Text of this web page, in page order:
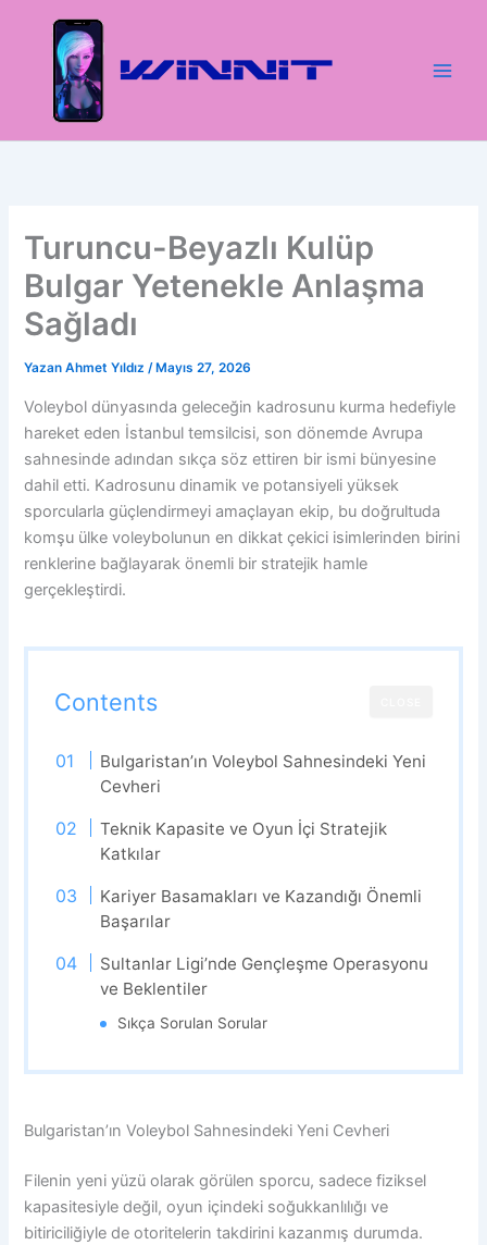
Turuncu-Beyazlı Kulüp
Bulgar Yetenekle Anlaşma
Sağladı
Yazan Ahmet Yıldız/ Mayıs 27, 2026
Voleybol dünyasında geleceğin kadrosunu kurma hedefiyle
hareket eden İstanbul temsilcisi, son dönemde Avrupa
sahnesinde adından sıkça söz ettiren bir ismi bünyesine
dahil etti. Kadrosunu dinamik ve potansiyeli yüksek
sporcularla güçlendirmeyi amaçlayan ekip, bu doğrultuda
komşu ülke voleybolunun en dikkat çekici isimlerinden birini
renklerine bağlayarak önemli bir stratejik hamle
gerçekleştirdi.
Contents
Bulgaristan’ın Voleybol Sahnesindeki Yeni
Cevheri
Teknik Kapasite ve Oyun İçi Stratejik
Katkılar
Kariyer Basamakları ve Kazandığı Önemli
Başarılar
Sultanlar Ligi’nde Gençleşme Operasyonu
ve Beklentiler
Sıkça Sorulan Sorular
Bulgaristan’ın Voleybol Sahnesindeki Yeni Cevheri
Filenin yeni yüzü olarak görülen sporcu, sadece fiziksel
kapasitesiyle değil, oyun içindeki soğukkanlılığı ve
bitiriciliğiyle de otoritelerin takdirini kazanmış durumda.